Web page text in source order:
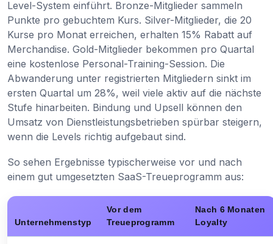
Level-System einführt. Bronze-Mitglieder sammeln
Punkte pro gebuchtem Kurs. Silver-Mitglieder, die 20
Kurse pro Monat erreichen, erhalten 15% Rabatt auf
Merchandise. Gold-Mitglieder bekommen pro Quartal
eine kostenlose Personal-Training-Session. Die
Abwanderung unter registrierten Mitgliedern sinkt im
ersten Quartal um 28%, weil viele aktiv auf die nächste
Stufe hinarbeiten. Bindung und Upsell können den
Umsatz von Dienstleistungsbetrieben spürbar steigern,
wenn die Levels richtig aufgebaut sind.
So sehen Ergebnisse typischerweise vor und nach
einem gut umgesetzten SaaS-Treueprogramm aus:
Unternehmenstyp
Vor dem
Treueprogramm
Nach 6 Monaten
Loyalty